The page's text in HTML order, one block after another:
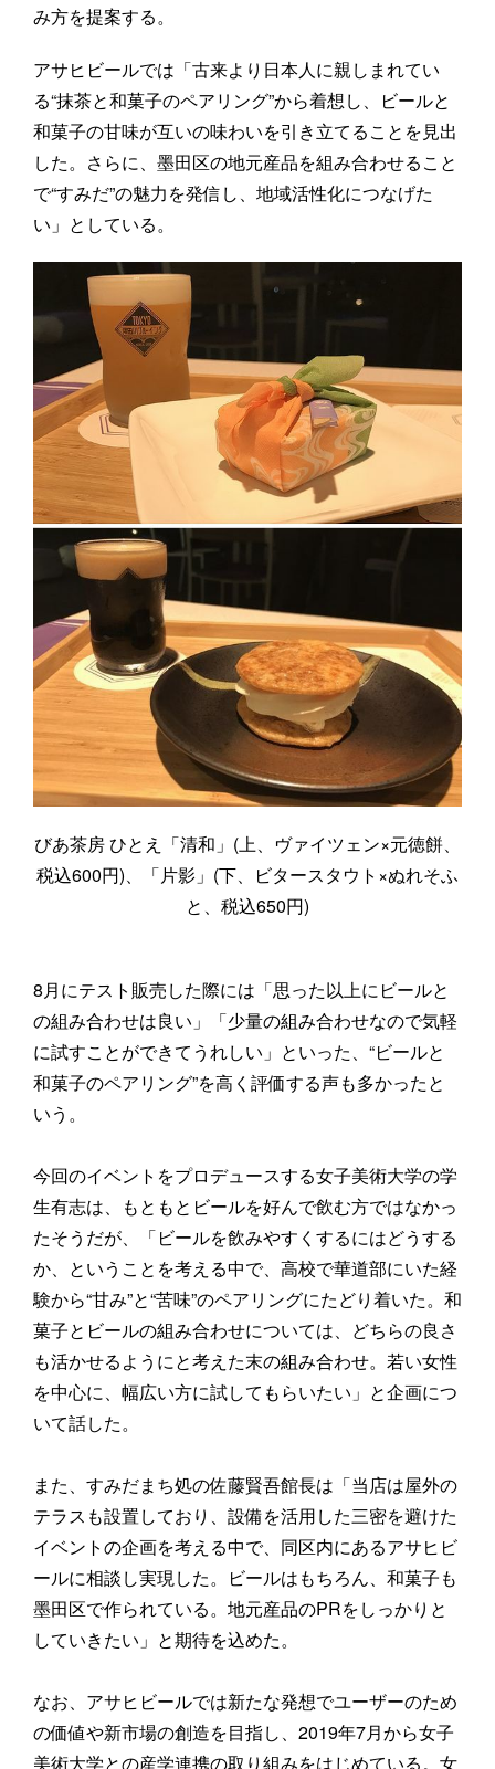
み方を提案する。
アサヒビールでは「古来より日本人に親しまれてい
る“抹茶と和菓子のペアリング”から着想し、ビールと
和菓子の甘味が互いの味わいを引き立てることを見出
した。さらに、墨田区の地元産品を組み合わせること
で“すみだ”の魅力を発信し、地域活性化につなげた
い」としている。
びあ茶房 ひとえ「清和」(上、ヴァイツェン×元徳餅、
税込600円)、「片影」(下、ビタースタウト×ぬれそふ
と、税込650円)
8月にテスト販売した際には「思った以上にビールと
の組み合わせは良い」「少量の組み合わせなので気軽
に試すことができてうれしい」といった、“ビールと
和菓子のペアリング”を高く評価する声も多かったと
いう。
今回のイベントをプロデュースする女子美術大学の学
生有志は、もともとビールを好んで飲む方ではなかっ
たそうだが、「ビールを飲みやすくするにはどうする
か、ということを考える中で、高校で華道部にいた経
験から“甘み”と“苦味”のペアリングにたどり着いた。和
菓子とビールの組み合わせについては、どちらの良さ
も活かせるようにと考えた末の組み合わせ。若い女性
を中心に、幅広い方に試してもらいたい」と企画につ
いて話した。
また、すみだまち処の佐藤賢吾館長は「当店は屋外の
テラスも設置しており、設備を活用した三密を避けた
イベントの企画を考える中で、同区内にあるアサヒビ
ールに相談し実現した。ビールはもちろん、和菓子も
墨田区で作られている。地元産品のPRをしっかりと
していきたい」と期待を込めた。
なお、アサヒビールでは新たな発想でユーザーのため
の価値や新市場の創造を目指し、2019年7月から女子
美術大学との産学連携の取り組みをはじめている。女